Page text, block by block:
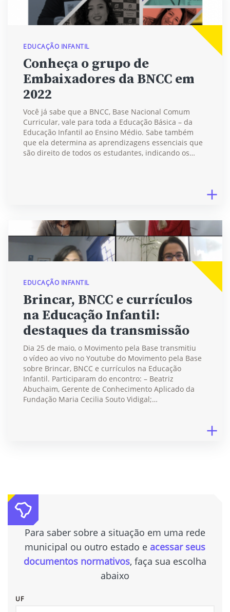
EDUCAÇÃO INFANTIL
Conheça o grupo de
Embaixadores da BNCC em
2022
Você já sabe que a BNCC, Base Nacional Comum
Curricular, vale para toda a Educação Básica – da
Educação Infantil ao Ensino Médio. Sabe também
que ela determina as aprendizagens essenciais que
são direito de todos os estudantes, indicando os…
EDUCAÇÃO INFANTIL
Brincar, BNCC e currículos
na Educação Infantil:
destaques da transmissão
Dia 25 de maio, o Movimento pela Base transmitiu
o vídeo ao vivo no Youtube do Movimento pela Base
sobre Brincar, BNCC e currículos na Educação
Infantil. Participaram do encontro: – Beatriz
Abuchaim, Gerente de Conhecimento Aplicado da
Fundação Maria Cecilia Souto Vidigal;…
Para saber sobre a situação em uma rede
municipal ou outro estado e acessar seus
documentos normativos, faça sua escolha
abaixo
UF